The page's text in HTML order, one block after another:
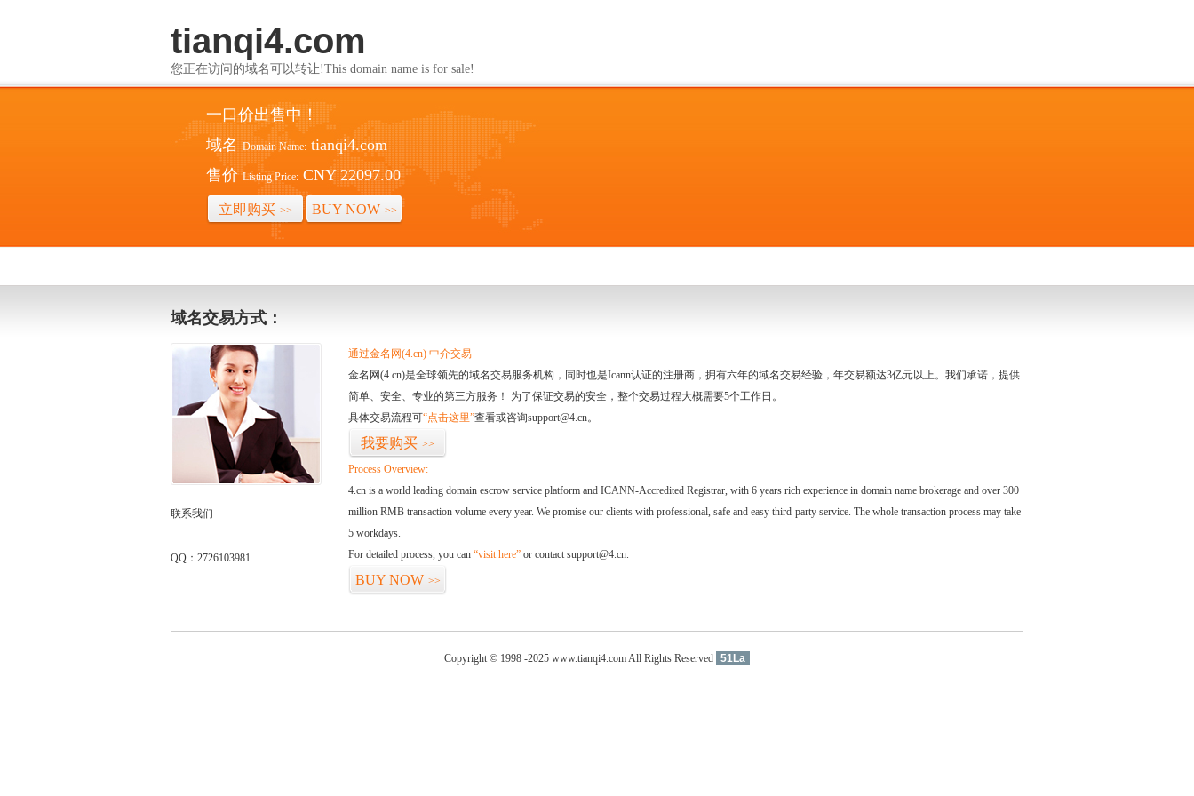
tianqi4.com
您正在访问的域名可以转让!This domain name is for sale!
一口价出售中！
域名 Domain Name: tianqi4.com
售价 Listing Price: CNY 22097.00
立即购买 >> BUY NOW >>
域名交易方式：
联系我们
QQ：2726103981
通过金名网(4.cn) 中介交易
金名网(4.cn)是全球领先的域名交易服务机构，同时也是Icann认证的注册商，拥有六年的域名交易经验，年交易额达3亿元以上。我们承诺，提供
简单、安全、专业的第三方服务！ 为了保证交易的安全，整个交易过程大概需要5个工作日。
具体交易流程可“点击这里”查看或咨询support@4.cn。
我要购买 >>
Process Overview:
4.cn is a world leading domain escrow service platform and ICANN-Accredited Registrar, with 6 years rich experience in domain name brokerage and over 300
million RMB transaction volume every year. We promise our clients with professional, safe and easy third-party service. The whole transaction process may take
5 workdays.
For detailed process, you can “visit here” or contact support@4.cn.
BUY NOW >>
Copyright © 1998 -2025 www.tianqi4.com All Rights Reserved 51La